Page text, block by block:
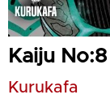
Kaiju
Kurukafa